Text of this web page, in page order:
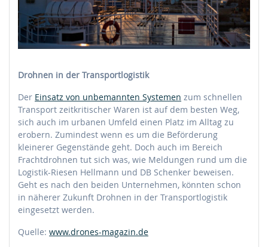
Drohnen in der Transportlogistik
Der Einsatz von unbemannten Systemen zum schnellen
Transport zeitkritischer Waren ist auf dem besten Weg,
sich auch im urbanen Umfeld einen Platz im Alltag zu
erobern. Zumindest wenn es um die Beförderung
kleinerer Gegenstände geht. Doch auch im Bereich
Frachtdrohnen tut sich was, wie Meldungen rund um die
Logistik-Riesen Hellmann und DB Schenker beweisen.
Geht es nach den beiden Unternehmen, könnten schon
in näherer Zukunft Drohnen in der Transportlogistik
eingesetzt werden.
Quelle: www.drones-magazin.de